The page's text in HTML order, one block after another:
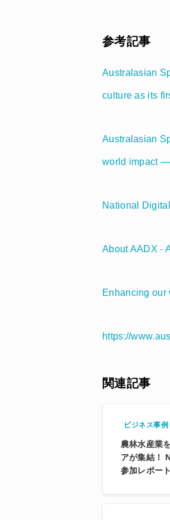
参考記事
Australasian
culture as its
Australasian
world impact —
National
About AADX -
Enhancing
https://
関連記事
ビジネス事例
農林水産業
アが集結！
参加レポー